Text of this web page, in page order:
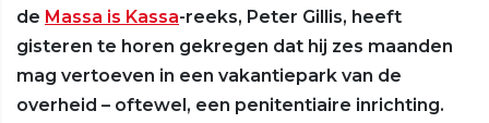
de Massa is Kassa-reeks, Peter Gillis, heeft
gisteren te horen gekregen dat hij zes maanden
mag vertoeven in een vakantiepark van de
overheid – oftewel, een penitentiaire inrichting.